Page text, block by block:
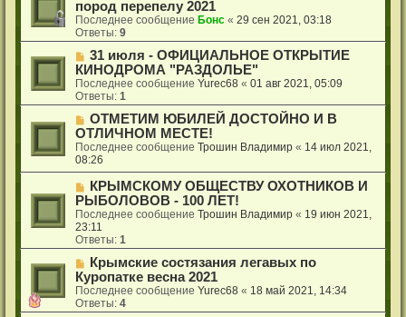
пород перепелу 2021
Последнее сообщениеБонс «29 сен 2021, 03:18
Ответы:9
31 июля - ОФИЦИАЛЬНОЕ ОТКРЫТИЕ
КИНОДРОМА "РАЗДОЛЬЕ"
Последнее сообщениеYurec68 «01 авг 2021, 05:09
Ответы:1
ОТМЕТИМ ЮБИЛЕЙ ДОСТОЙНО И В
ОТЛИЧНОМ МЕСТЕ!
Последнее сообщениеТрошин Владимир « 14 июл 2021,
08:26
КРЫМСКОМУ ОБЩЕСТВУ ОХОТНИКОВ И
РЫБОЛОВОВ - 100 ЛЕТ!
Последнее сообщениеТрошин Владимир « 19 июн 2021,
23:11
Ответы:1
Крымские состязания легавых по
Куропатке весна 2021
Последнее сообщениеYurec68 « 18 май 2021, 14:34
Ответы:4